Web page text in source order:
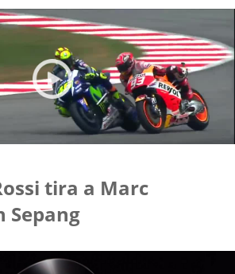
tira a Marc
Sepang